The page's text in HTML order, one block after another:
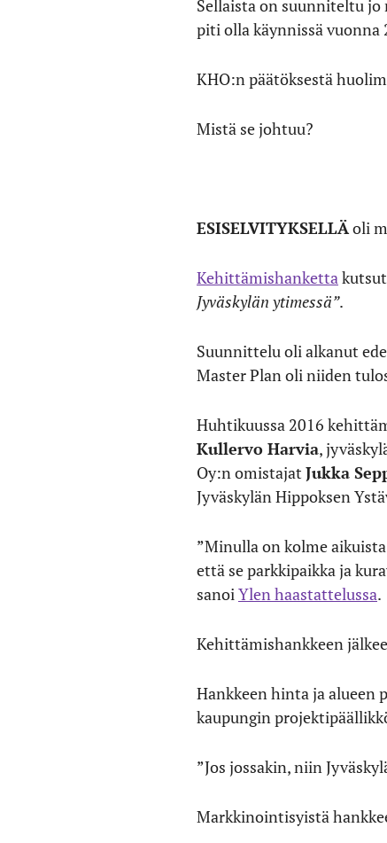
Sellaista on suunniteltu
piti olla käynnissä vuonna
KHO:n päätöksestä
Mistä se johtuu?
ESISELVITYKSELLÄoli
Kehittämishanketta
Jyväskylän ytimessä”.
Suunnittelu oli alkanut
Master Plan oli niiden
Huhtikuussa 2016
Kullervo Harvia,
Oy:n omistajat Jukka
Jyväskylän Hippoksen
”Minulla on kolme
että se parkkipaikka ja
sanoiYlen haastattelussa.
Kehittämishankkeen
Hankkeen hinta ja alueen
kaupungin
”Jos jossakin, niin
Markkinointisyistä